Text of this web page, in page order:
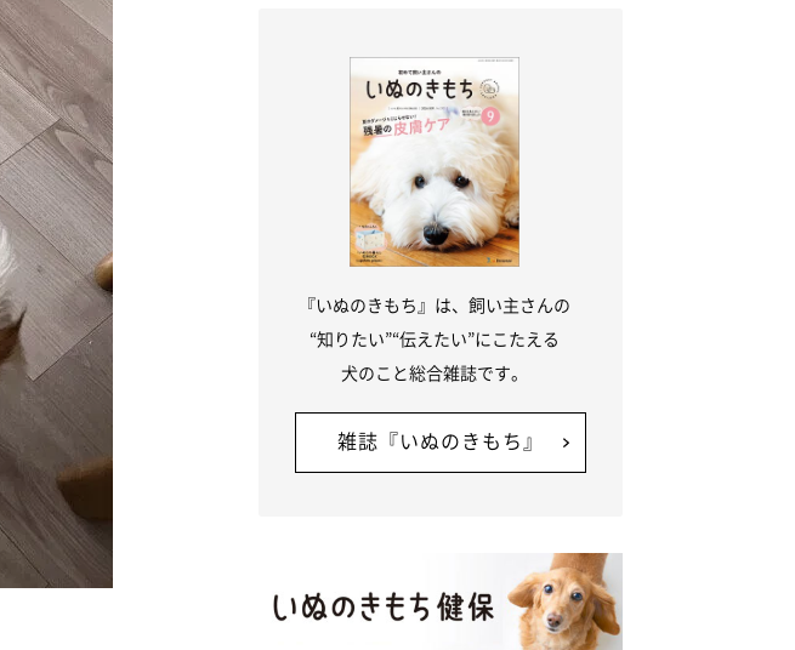
『いぬのきもち』は、飼い主さんの
“知りたい”“伝えたい”にこたえる
犬のこと総合雑誌です。
雑誌『いぬのきもち』